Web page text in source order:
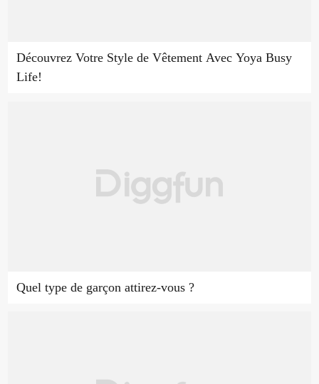
Découvrez Votre Style de Vêtement Avec Yoya Busy
Life!
Quel type de garçon attirez-vous ?